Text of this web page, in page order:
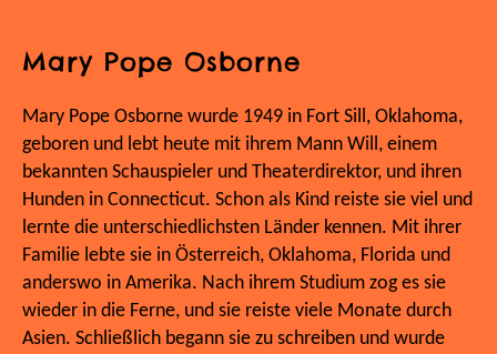
Mary Pope Osborne
Mary Pope Osborne wurde 1949 in Fort Sill, Oklahoma,
geboren und lebt heute mit ihrem Mann Will, einem
bekannten Schauspieler und Theaterdirektor, und ihren
Hunden in Connecticut. Schon als Kind reiste sie viel und
lernte die unterschiedlichsten Länder kennen. Mit ihrer
Familie lebte sie in Österreich, Oklahoma, Florida und
anderswo in Amerika. Nach ihrem Studium zog es sie
wieder in die Ferne, und sie reiste viele Monate durch
Asien. Schließlich begann sie zu schreiben und wurde